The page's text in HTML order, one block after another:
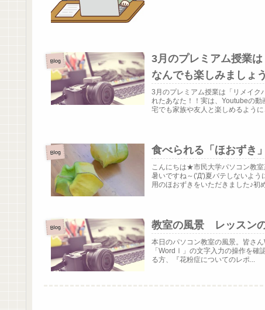
Blog
3月のプレミアム授業
なんでも楽しみましょ
3月のプレミアム授業は「リメイク
れたあなた！！実は、Youtubeの
宅でも家族や友人と楽しめるように
Blog 食べられる「ほおずき」
こんにちは★市民大学パソコン教
暑いですね～('Д')夏バテしないよう
用のほおずきをいただきました♪初
Blog 教室の風景 レッスン
本日のパソコン教室の風景。皆さ
「WordⅠ」の文字入力の操作を確
る方、『花粉症についてのレポ...